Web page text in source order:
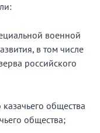
военной
в том числе
российского
общества
общества;